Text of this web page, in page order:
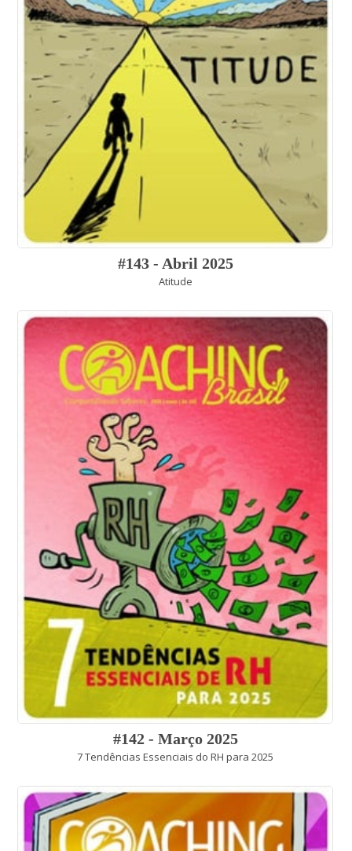
#143 - Abril 2025
Atitude
#142 - Março 2025
7 Tendências Essenciais do RH para 2025